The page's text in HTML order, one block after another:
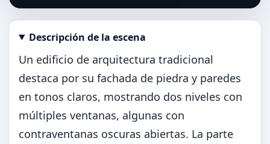
Abrir imagen en tamaño completo
Descripción de la escena
Un edificio de arquitectura tradicional
destaca por su fachada de piedra y paredes
en tonos claros, mostrando dos niveles con
múltiples ventanas, algunas con
contraventanas oscuras abiertas. La parte